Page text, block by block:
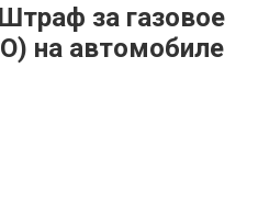
за газовое
на автомобиле